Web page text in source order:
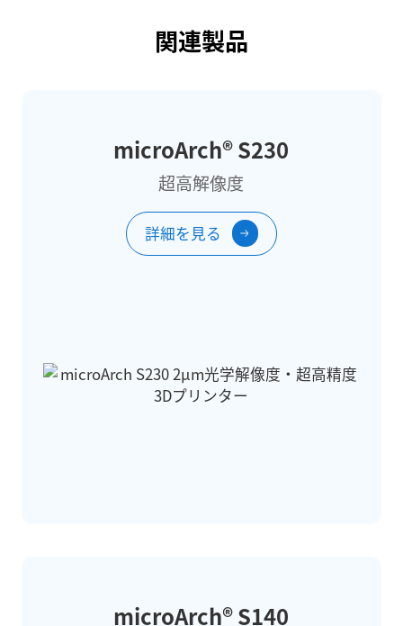
関連製品
microArch® S230
超高解像度
詳細を見る
microArch® S140